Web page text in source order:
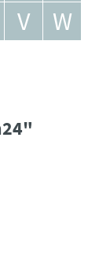
V
W